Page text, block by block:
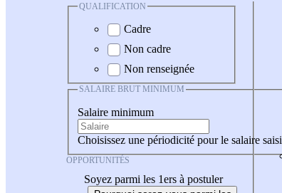
QUALIFICATION
Cadre
Non cadre
Non renseignée
SALAIRE BRUT MINIMUM
Salaire minimum
Choisissez une périodicité pour le salaire saisi
OPPORTUNITÉS
Soyez parmi les 1ers à postuler